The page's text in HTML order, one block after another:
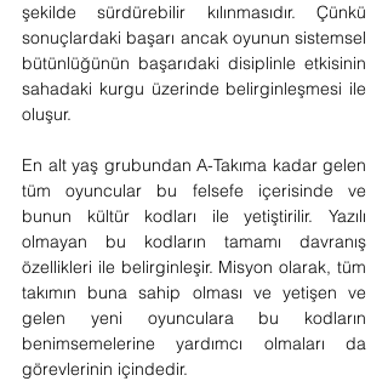
şekilde sürdürebilir kılınmasıdır. Çünkü
sonuçlardaki başarı ancak oyunun sistemsel
bütünlüğünün başarıdaki disiplinle etkisinin
sahadaki kurgu üzerinde belirginleşmesi ile
oluşur.
En alt yaş grubundan A-Takıma kadar gelen
tüm oyuncular bu felsefe içerisinde ve
bunun kültür kodları ile yetiştirilir. Yazılı
olmayan bu kodların tamamı davranış
özellikleri ile belirginleşir. Misyon olarak, tüm
takımın buna sahip olması ve yetişen ve
gelen yeni oyunculara bu kodların
benimsemelerine yardımcı olmaları da
görevlerinin içindedir.